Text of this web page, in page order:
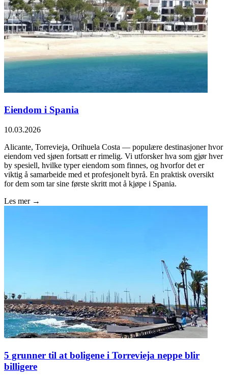
Eiendom i Spania
10.03.2026
Alicante, Torrevieja, Orihuela Costa — populære destinasjoner hvor
eiendom ved sjøen fortsatt er rimelig. Vi utforsker hva som gjør hver
by spesiell, hvilke typer eiendom som finnes, og hvorfor det er
viktig å samarbeide med et profesjonelt byrå. En praktisk oversikt
for dem som tar sine første skritt mot å kjøpe i Spania.
Les mer →
5 grunner til at boligene i Torrevieja neppe blir
billigere